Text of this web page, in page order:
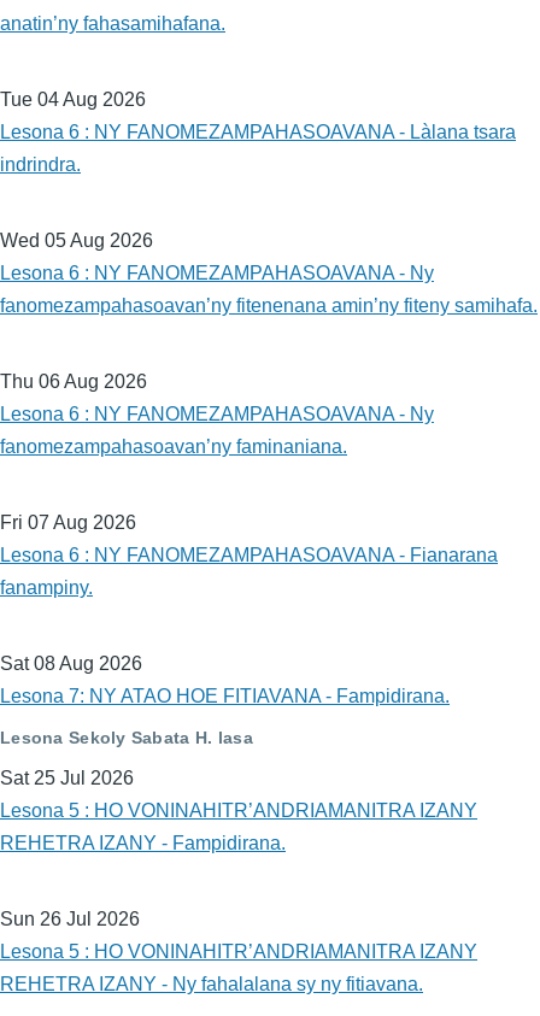
anatin’ny fahasamihafana.
Tue 04 Aug 2026
Lesona 6 : NY FANOMEZAMPAHASOAVANA - Làlana tsara
indrindra.
Wed 05 Aug 2026
Lesona 6 : NY FANOMEZAMPAHASOAVANA - Ny
fanomezampahasoavan’ny fitenenana amin’ny fiteny samihafa.
Thu 06 Aug 2026
Lesona 6 : NY FANOMEZAMPAHASOAVANA - Ny
fanomezampahasoavan’ny faminaniana.
Fri 07 Aug 2026
Lesona 6 : NY FANOMEZAMPAHASOAVANA - Fianarana
fanampiny.
Sat 08 Aug 2026
Lesona 7: NY ATAO HOE FITIAVANA - Fampidirana.
Lesona Sekoly Sabata H. lasa
Sat 25 Jul 2026
Lesona 5 : HO VONINAHITR’ANDRIAMANITRA IZANY
REHETRA IZANY - Fampidirana.
Sun 26 Jul 2026
Lesona 5 : HO VONINAHITR’ANDRIAMANITRA IZANY
REHETRA IZANY - Ny fahalalana sy ny fitiavana.